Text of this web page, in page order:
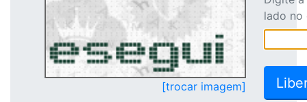
[trocar imagem]
lado no